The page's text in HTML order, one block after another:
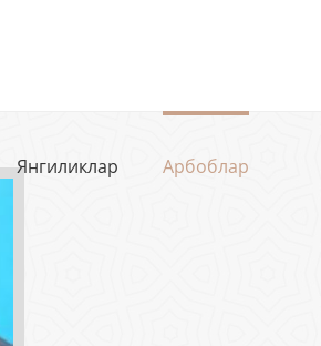
Янгиликлар Арбоблар